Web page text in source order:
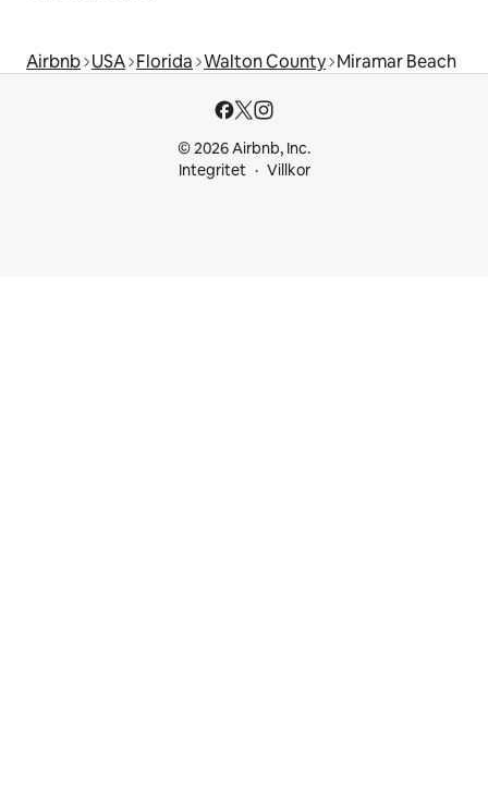
Airbnb USA Florida Walton County Miramar Beach
© 2026 Airbnb, Inc.
Integritet
Villkor